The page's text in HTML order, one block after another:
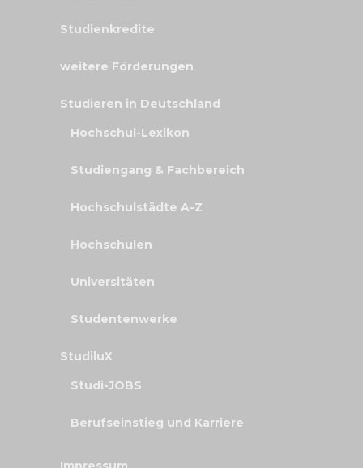
Studienkredite
weitere Förderungen
Studieren in Deutschland
Hochschul-Lexikon
Studiengang & Fachbereich
Hochschulstädte A-Z
Hochschulen
Universitäten
Studentenwerke
StudiluX
Studi-JOBS
Berufseinstieg und Karriere